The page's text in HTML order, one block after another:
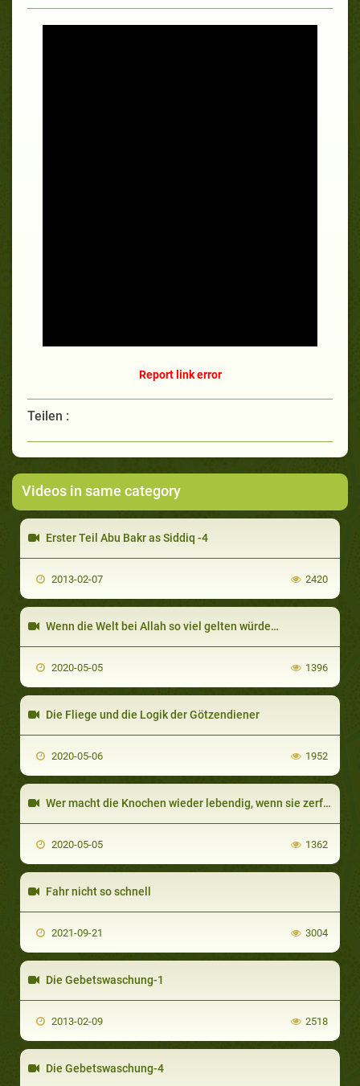
Report link error
Teilen :
Videos in same category
Erster Teil Abu Bakr as Siddiq -4
2013-02-07 2420
Wenn die Welt bei Allah so viel gelten würde…
2020-05-05 1396
Die Fliege und die Logik der Götzendiener
2020-05-06 1952
Wer macht die Knochen wieder lebendig, wenn sie zerfallen sind
2020-05-05 1362
Fahr nicht so schnell
2021-09-21 3004
Die Gebetswaschung-1
2013-02-09 2518
Die Gebetswaschung-4